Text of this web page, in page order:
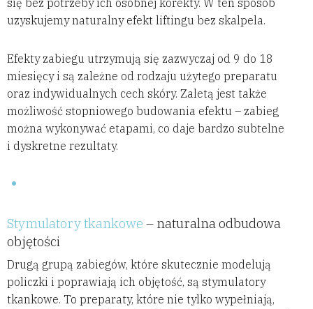
się bez potrzeby ich osobnej korekty. W ten sposób
uzyskujemy naturalny efekt liftingu bez skalpela.
Efekty zabiegu utrzymują się zazwyczaj od 9 do 18
miesięcy i są zależne od rodzaju użytego preparatu
oraz indywidualnych cech skóry. Zaletą jest także
możliwość stopniowego budowania efektu – zabieg
można wykonywać etapami, co daje bardzo subtelne
i dyskretne rezultaty.
Stymulatory tkankowe – naturalna odbudowa
objętości
Drugą grupą zabiegów, które skutecznie modelują
policzki i poprawiają ich objętość, są stymulatory
tkankowe. To preparaty, które nie tylko wypełniają,